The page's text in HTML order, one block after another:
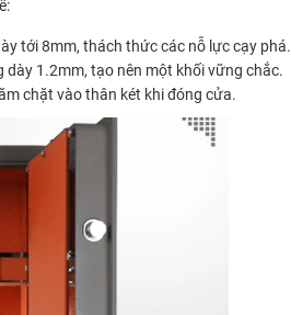
tới 8mm, thách thức các nỗ lực cạy phá.
1.2mm, tạo nên một khối vững chắc.
chặt vào thân két khi đóng cửa.